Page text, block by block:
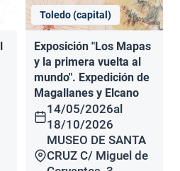
Toledo (capital)
Exposición "Los Mapas
y la primera vuelta al
mundo". Expedición de
Magallanes y Elcano
14/05/2026al
18/10/2026
MUSEO DE SANTA
CRUZ C/ Miguel de